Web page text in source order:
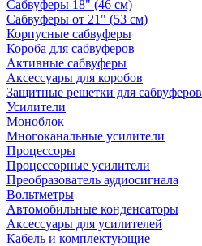
Сабвуферы 18" (46 см)
Сабвуферы от 21" (53 см)
Корпусные сабвуферы
Короба для сабвуферов
Активные сабвуферы
Аксессуары для коробов
Защитные решетки для сабвуферов
Усилители
Моноблок
Многоканальные усилители
Процессоры
Процессорные усилители
Преобразователь аудиосигнала
Вольтметры
Автомобильные конденсаторы
Аксессуары для усилителей
Кабель и комплектующие